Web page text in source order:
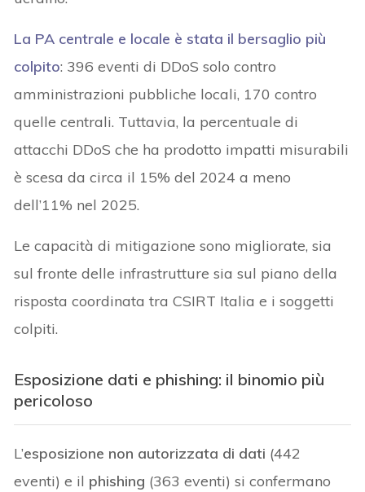
La PA centrale e locale è stata il bersaglio più
colpito: 396 eventi di DDoS solo contro
amministrazioni pubbliche locali, 170 contro
quelle centrali. Tuttavia, la percentuale di
attacchi DDoS che ha prodotto impatti misurabili
è scesa da circa il 15% del 2024 a meno
dell’11% nel 2025.
Le capacità di mitigazione sono migliorate, sia
sul fronte delle infrastrutture sia sul piano della
risposta coordinata tra CSIRT Italia e i soggetti
colpiti.
Esposizione dati e phishing: il binomio più
pericoloso
L’esposizione non autorizzata di dati (442
eventi) e il phishing (363 eventi) si confermano